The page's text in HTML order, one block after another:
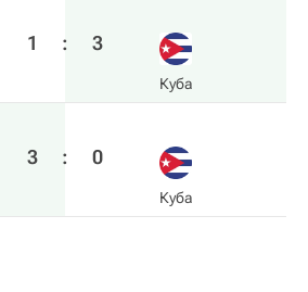
1 : 3
Куба
3 : 0
Куба